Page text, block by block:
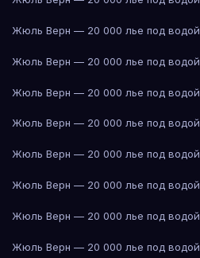
Жюль Верн — 20 000 лье под водой
Жюль Верн — 20 000 лье под водой
Жюль Верн — 20 000 лье под водой
Жюль Верн — 20 000 лье под водой
Жюль Верн — 20 000 лье под водой
Жюль Верн — 20 000 лье под водой
Жюль Верн — 20 000 лье под водой
Жюль Верн — 20 000 лье под водой